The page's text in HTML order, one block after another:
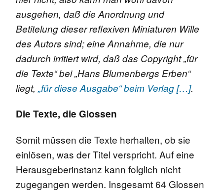
ausgehen, daß die Anordnung und
Betitelung dieser reflexiven Miniaturen Wille
des Autors sind; eine Annahme, die nur
dadurch irritiert wird, daß das Copyright „für
die Texte“ bei „Hans Blumenbergs Erben“
liegt, „für diese Ausgabe“ beim Verlag […].
Die Texte, die Glossen
Somit müssen die Texte herhalten, ob sie
einlösen, was der Titel verspricht. Auf eine
Herausgeberinstanz kann folglich nicht
zugegangen werden. Insgesamt 64 Glossen